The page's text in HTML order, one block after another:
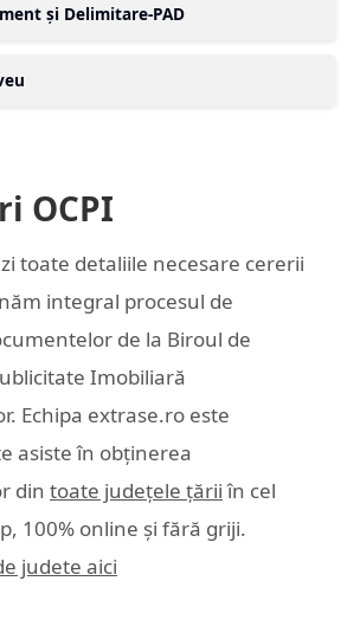
și Delimitare-PAD
OCPI
toate detaliile necesare cererii
integral procesul de
de la Biroul de
Imobiliară
Echipa extrase.ro este
asiste în obținerea
din toate județele țării în cel
100% online și fără griji.
judete aici